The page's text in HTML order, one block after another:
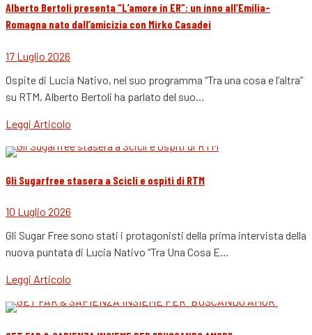
Alberto Bertoli presenta “L’amore in ER”: un inno all’Emilia-
Romagna nato dall’amicizia con Mirko Casadei
17 Luglio 2026
Ospite di Lucia Nativo, nel suo programma “Tra una cosa e l’altra”
su RTM, Alberto Bertoli ha parlato del suo…
Leggi Articolo
Gli Sugarfree stasera a Scicli e ospiti di RTM
10 Luglio 2026
Gli Sugar Free sono stati i protagonisti della prima intervista della
nuova puntata di Lucia Nativo “Tra Una Cosa E…
Leggi Articolo